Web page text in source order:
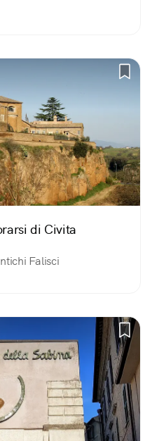
di Civita
Falisci